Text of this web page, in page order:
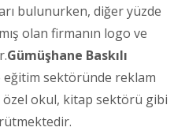
bulunurken, diğer yüzde
olan firmanın logo ve
Gümüşhane Baskılı
eğitim sektöründe reklam
okul, kitap sektörü gibi